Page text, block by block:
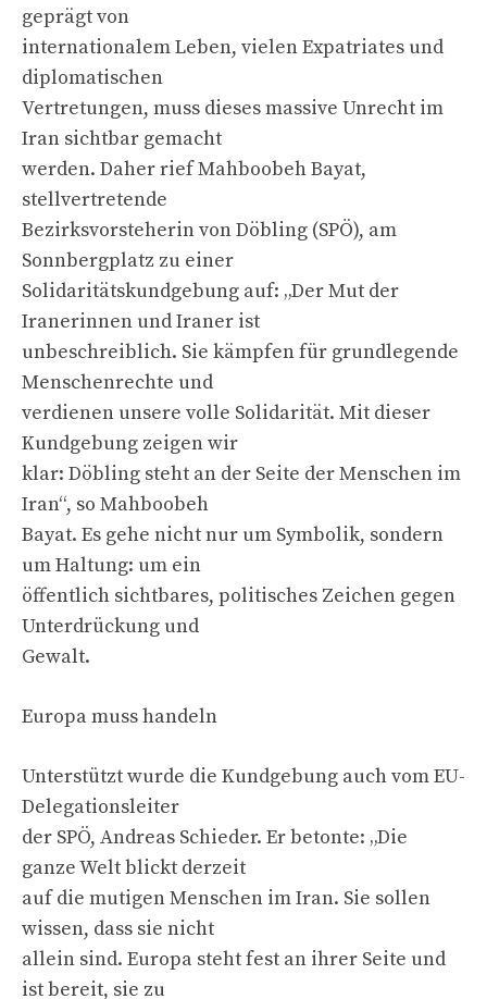
geprägt von
internationalem Leben, vielen Expatriates und
diplomatischen
Vertretungen, muss dieses massive Unrecht im
Iran sichtbar gemacht
werden. Daher rief Mahboobeh Bayat,
stellvertretende
Bezirksvorsteherin von Döbling (SPÖ), am
Sonnbergplatz zu einer
Solidaritätskundgebung auf: „Der Mut der
Iranerinnen und Iraner ist
unbeschreiblich. Sie kämpfen für grundlegende
Menschenrechte und
verdienen unsere volle Solidarität. Mit dieser
Kundgebung zeigen wir
klar: Döbling steht an der Seite der Menschen im
Iran“, so Mahboobeh
Bayat. Es gehe nicht nur um Symbolik, sondern
um Haltung: um ein
öffentlich sichtbares, politisches Zeichen gegen
Unterdrückung und
Gewalt.
Europa muss handeln
Unterstützt wurde die Kundgebung auch vom EU-
Delegationsleiter
der SPÖ, Andreas Schieder. Er betonte: „Die
ganze Welt blickt derzeit
auf die mutigen Menschen im Iran. Sie sollen
wissen, dass sie nicht
allein sind. Europa steht fest an ihrer Seite und
ist bereit, sie zu